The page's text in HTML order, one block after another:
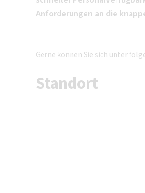
Anforderungen an die
Gerne können Sie sich unter
Standort